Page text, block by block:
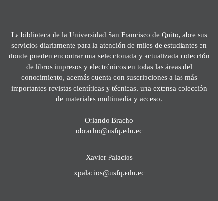
La biblioteca de la Universidad San Francisco de Quito, abre sus
servicios diariamente para la atención de miles de estudiantes en
donde pueden encontrar una seleccionada y actualizada colección
de libros impresos y electrónicos en todas las áreas del
conocimiento, además cuenta con suscripciones a las más
importantes revistas científicas y técnicas, una extensa colección
de materiales multimedia y acceso.
Orlando Bracho
obracho@usfq.edu.ec
Xavier Palacios
xpalacios@usfq.edu.ec